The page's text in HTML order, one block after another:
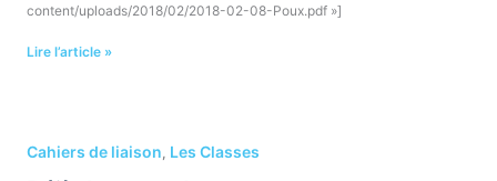
content/uploads/2018/02/2018-02-08-Poux.pdf »]
Lire l’article »
Cahiers de liaison, Les Classes
des